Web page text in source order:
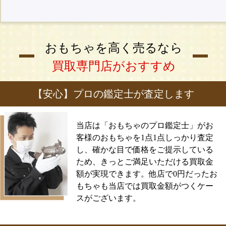
おもちゃを高く売るなら
買取専門店がおすすめ
【安心】プロの鑑定士が査定します
当店は「おもちゃのプロ鑑定士」がお
客様のおもちゃを1点1点しっかり査定
し、確かな目で価格をご提示している
ため、きっとご満足いただける買取金
額が実現できます。他店で0円だったお
もちゃも当店では買取金額がつくケー
スがございます。